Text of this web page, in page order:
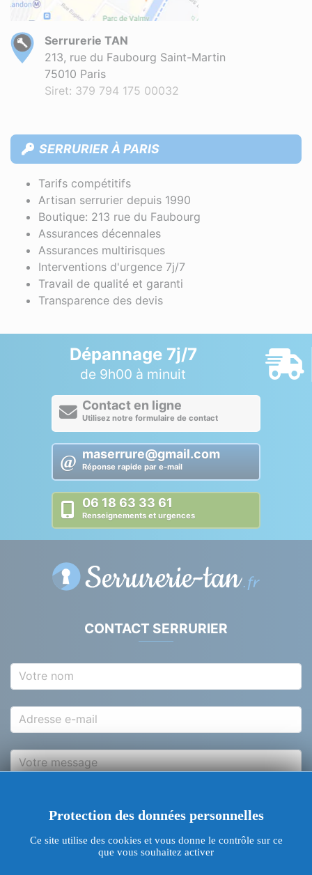
Protection des données personnelles
Ce site utilise des cookies et vous donne le contrôle sur ce
que vous souhaitez activer
Serrurerie TAN
213, rue du Faubourg Saint-Martin
75010 Paris
Siret: 379 794 175 00032
SERRURIER À PARIS
Tarifs compétitifs
Artisan serrurier depuis 1990
Boutique: 213 rue du Faubourg
Assurances décennales
Assurances multirisques
Interventions d'urgence 7j/7
Travail de qualité et garanti
Transparence des devis
Dépannage 7j/7
de 9h00 à minuit
Contact en ligne
Utilisez notre formulaire de contact
maserrure@gmail.com
Réponse rapide par e-mail
06 18 63 33 61
Renseignements et urgences
CONTACT SERRURIER
Votre nom
Adresse e-mail
Votre message
mail